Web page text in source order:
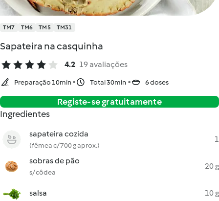
TM7 TM6 TM5 TM31
Sapateira na casquinha
4.2 19 avaliações
Preparação 10min Total 30min 6 doses
Registe-se gratuitamente
Ingredientes
sapateira cozida
(fêmea c/ 700 g aprox.)
1
sobras de pão
s/ côdea
20 g
salsa 10 g